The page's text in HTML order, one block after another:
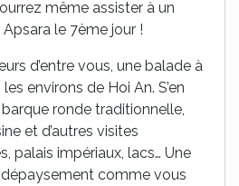
même assister à un
le 7ème jour !
d’entre vous, une balade à
environs de Hoi An. S’en
ronde traditionnelle,
et d’autres visites
palais impériaux, lacs… Une
comme vous